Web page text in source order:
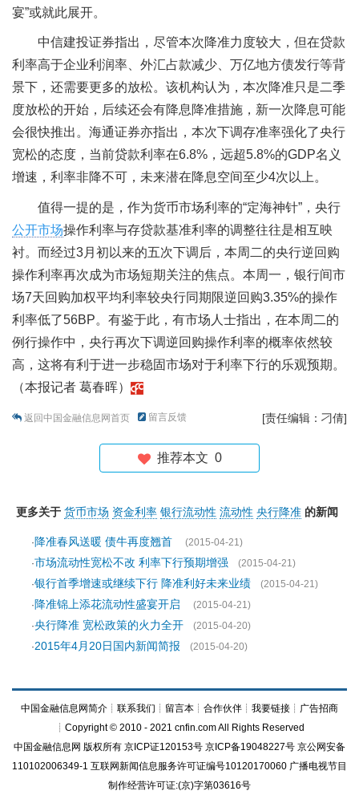
宴”或就此展开。
中信建投证券指出，尽管本次降准力度较大，但在贷款
利率高于企业利润率、外汇占款减少、万亿地方债发行等背
景下，还需要更多的放松。该机构认为，本次降准只是二季
度放松的开始，后续还会有降息降准措施，新一次降息可能
会很快推出。海通证券亦指出，本次下调存准率强化了央行
宽松的态度，当前贷款利率在6.8%，远超5.8%的GDP名义
增速，利率非降不可，未来潜在降息空间至少4次以上。
值得一提的是，作为货币市场利率的“定海神针”，央行
公开市场操作利率与存贷款基准利率的调整往往是相互映
衬。而经过3月初以来的五次下调后，本周二的央行逆回购
操作利率再次成为市场短期关注的焦点。本周一，银行间市
场7天回购加权平均利率较央行同期限逆回购3.35%的操作
利率低了56BP。有鉴于此，有市场人士指出，在本周二的
例行操作中，央行再次下调逆回购操作利率的概率依然较
高，这将有利于进一步稳固市场对于利率下行的乐观预期。
（本报记者 葛春晖）
返回中国金融信息网首页 留言反馈 [责任编辑：刁倩]
推荐本文 0
更多关于 货币市场 资金利率 银行流动性 流动性 央行降准 的新闻
· 降准春风送暖 债牛再度翘首
(2015-04-21)
·市场流动性宽松不改 利率下行预期增强
(2015-04-21)
·银行首季增速或继续下行 降准利好未来业绩
(2015-04-21)
· 降准锦上添花流动性盛宴开启
(2015-04-21)
·央行降准 宽松政策的火力全开
(2015-04-20)
·2015年4月20日国内新闻简报 (2015-04-20)
中国金融信息网简介 ┊ 联系我们 ┊ 留言本 ┊ 合作伙伴 ┊ 我要链接 ┊ 广告招商
┊Copyright © 2010 - 2021 cnfin.com All Rights Reserved
中国金融信息网 版权所有 京ICP证120153号 京ICP备19048227号 京公网安备
110102006349-1 互联网新闻信息服务许可证编号10120170060 广播电视节目
制作经营许可证:(京)字第03616号